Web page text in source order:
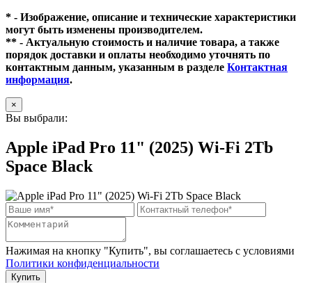
* - Изображение, описание и технические характеристики
могут быть изменены производителем.
** - Актуальную стоимость и наличие товара, а также
порядок доставки и оплаты необходимо уточнять по
контактным данным, указанным в разделе Контактная
информация.
×
Вы выбрали:
Apple iPad Pro 11" (2025) Wi-Fi 2Tb
Space Black
Нажимая на кнопку "Купить", вы соглашаетесь с условиями
Политики конфиденциальности
Купить